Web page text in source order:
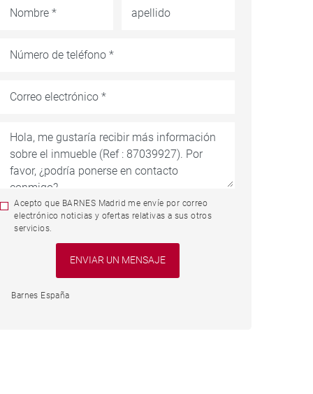
Acepto que BARNES Madrid me envíe por correo
electrónico noticias y ofertas relativas a sus otros
servicios.
Barnes España